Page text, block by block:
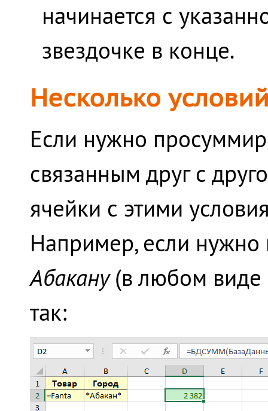
начинается с
звездочке в конце.
Несколько
Если нужно
связанным друг с
ячейки с этими
Например, если
Абакану(в любом виде
так: